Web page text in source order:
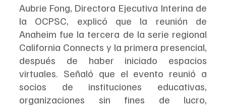
Aubrie Fong, Directora Ejecutiva Interina de
la OCPSC, explicó que la reunión de
Anaheim fue la tercera de la serie regional
California Connects y la primera presencial,
después de haber iniciado espacios
virtuales. Señaló que el evento reunió a
socios de instituciones educativas,
organizaciones sin fines de lucro,